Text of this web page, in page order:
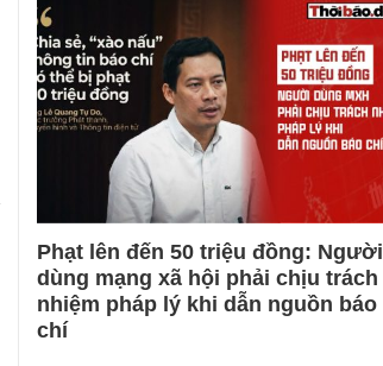
Phạt lên đến 50 triệu đồng: Người
dùng mạng xã hội phải chịu trách
nhiệm pháp lý khi dẫn nguồn báo
chí